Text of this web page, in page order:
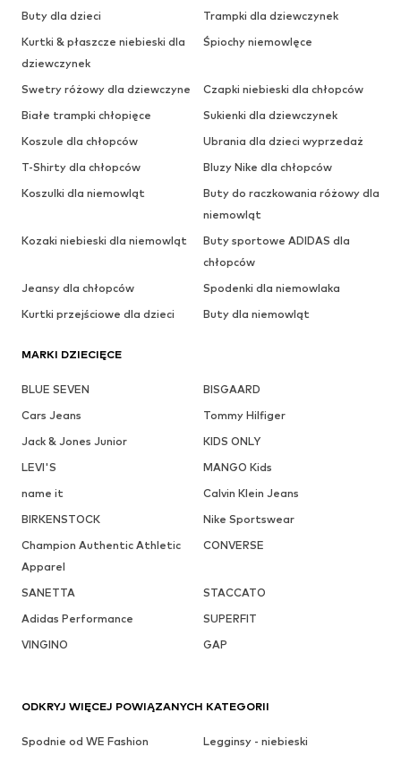
Buty dla dzieci
Trampki dla dziewczynek
Kurtki & płaszcze niebieski dla
dziewczynek
Śpiochy niemowlęce
Swetry różowy dla dziewczyne
Czapki niebieski dla chłopców
Białe trampki chłopięce
Sukienki dla dziewczynek
Koszule dla chłopców
Ubrania dla dzieci wyprzedaż
T-Shirty dla chłopców
Bluzy Nike dla chłopców
Koszulki dla niemowląt
Buty do raczkowania różowy dla
niemowląt
Kozaki niebieski dla niemowląt
Buty sportowe ADIDAS dla
chłopców
Jeansy dla chłopców
Spodenki dla niemowlaka
Kurtki przejściowe dla dzieci
Buty dla niemowląt
MARKI DZIECIĘCE
BLUE SEVEN
BISGAARD
Cars Jeans
Tommy Hilfiger
Jack & Jones Junior
KIDS ONLY
LEVI'S
MANGO Kids
name it
Calvin Klein Jeans
BIRKENSTOCK
Nike Sportswear
Champion Authentic Athletic
Apparel
CONVERSE
SANETTA
STACCATO
Adidas Performance
SUPERFIT
VINGINO
GAP
ODKRYJ WIĘCEJ POWIĄZANYCH KATEGORII
Spodnie od WE Fashion Legginsy - niebieski